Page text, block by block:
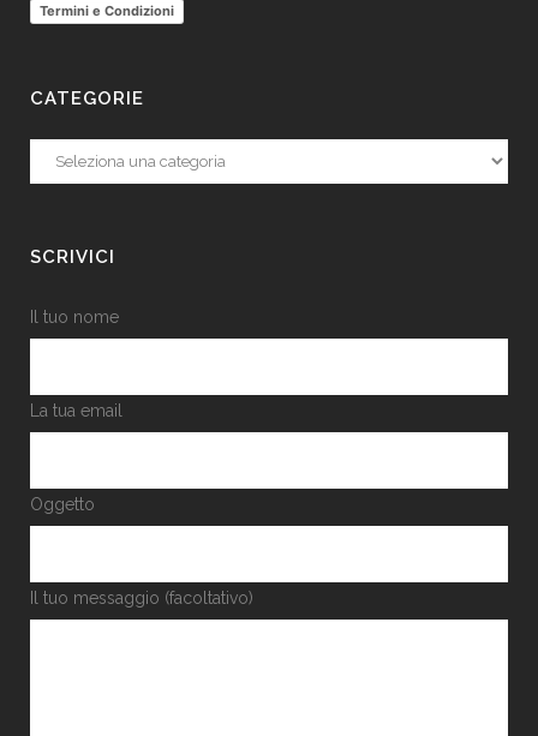
Termini e Condizioni
CATEGORIE
Categorie
SCRIVICI
Il tuo nome
La tua email
Oggetto
Il tuo messaggio (facoltativo)